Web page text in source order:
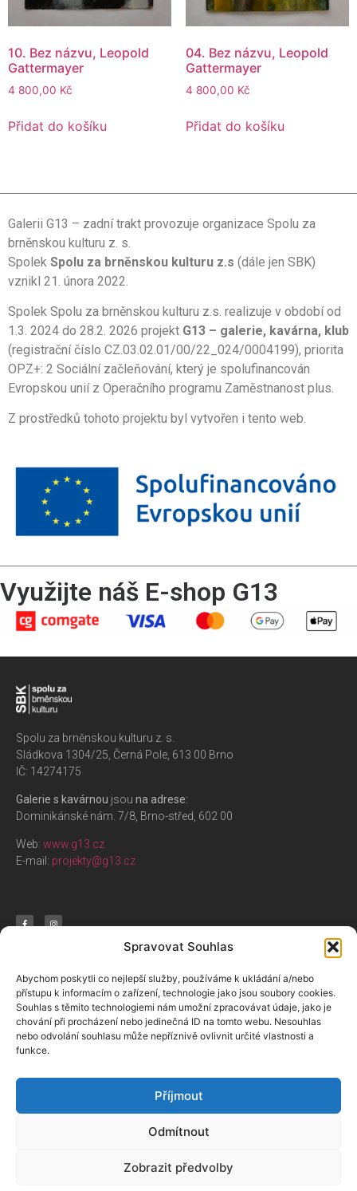
Spravovat Souhlas
Abychom poskytli co nejlepší služby, používáme k ukládání a/nebo
přístupu k informacím o zařízení, technologie jako jsou soubory cookies.
Souhlas s těmito technologiemi nám umožní zpracovávat údaje, jako je
chování při procházení nebo jedinečná ID na tomto webu. Nesouhlas
nebo odvolání souhlasu může nepříznivě ovlivnit určité vlastnosti a
funkce.
Příjmout
Odmítnout
Zobrazit předvolby
10. Bez názvu, Leopold
Gattermayer
4 800,00 Kč
Přidat do košíku
04. Bez názvu, Leopold
Gattermayer
4 800,00 Kč
Přidat do košíku
Galerii G13 – zadní trakt provozuje organizace Spolu za
brněnskou kulturu z. s.
Spolek Spolu za brněnskou kulturu z.s (dále jen SBK)
vznikl 21. února 2022.
Spolek Spolu za brněnskou kulturu z.s. realizuje v období od
1.3. 2024 do 28.2. 2026 projekt G13 – galerie, kavárna, klub
(registrační číslo CZ.03.02.01/00/22_024/0004199), priorita
OPZ+: 2 Sociální začleňování, který je spolufinancován
Evropskou unií z Operačního programu Zaměstnanost plus.
Z prostředků tohoto projektu byl vytvořen i tento web.
Využijte náš E-shop G13
Spolu za brněnskou kulturu z. s.
Sládkova 1304/25, Černá Pole, 613 00 Brno
IČ: 14274175
Galerie s kavárnou jsou na adrese:
Dominikánské nám. 7/8, Brno-střed, 602 00
Web: www.g13.cz
E-mail: projekty@g13.cz
Nabízíme
E-shop G13
Cafébar G13
Galerie G13
Aktivity
Arteterapie
Kurzy a workshopy
O nás
Spolu za brněnskou
kulturou
© 2024 Spolu za brněnskou kulturu